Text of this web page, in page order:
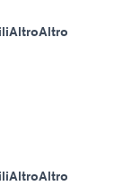
AltroAltro
AltroAltro